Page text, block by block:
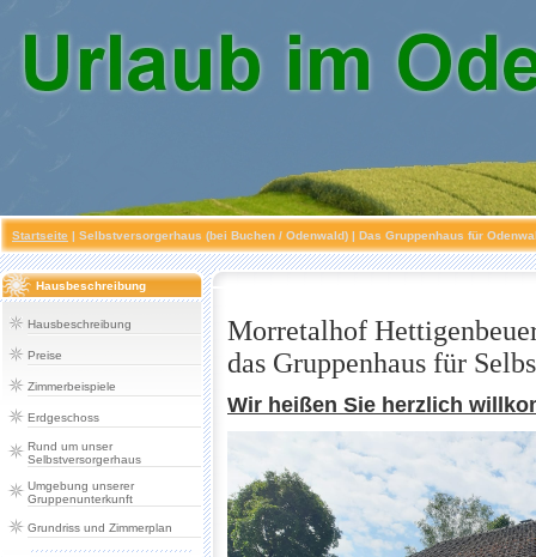
Startseite | Selbstversorgerhaus (bei Buchen / Odenwald) | Das Gruppenhaus für
Hausbeschreibung
Hausbeschreibung
Preise
Zimmerbeispiele
Erdgeschoss
Rund um unser
Selbstversorgerhaus
Umgebung unserer
Gruppenunterkunft
Grundriss und Zimmerplan
Morretalhof
das Gruppenhaus für
Wir heißen Sie herzlich